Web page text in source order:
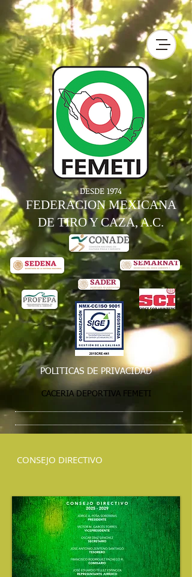
FEDERACION MEXICANA
DE TIRO Y CAZA, A.C.
DESDE 1974
POLITICAS DE PRIVACIDAD
CACERIA DEPORTIVA FEMETI
CONSEJO DIRECTIVO